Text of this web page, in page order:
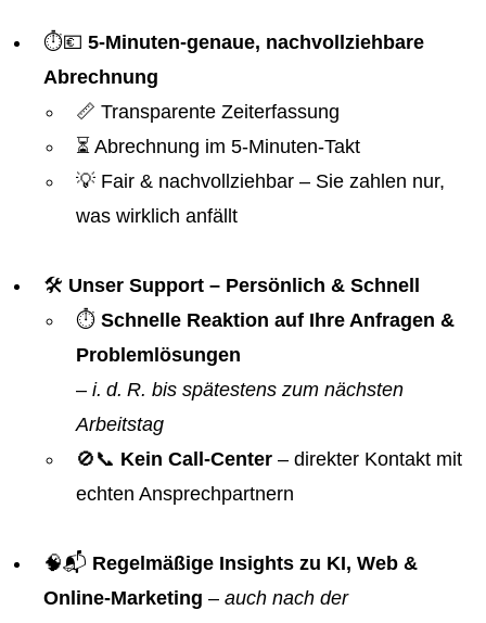
⏱️💶 5-Minuten-genaue, nachvollziehbare
Abrechnung
📏 Transparente Zeiterfassung
⏳ Abrechnung im 5-Minuten-Takt
💡 Fair & nachvollziehbar – Sie zahlen nur,
was wirklich anfällt
🛠️ Unser Support – Persönlich & Schnell
⏱️ Schnelle Reaktion auf Ihre Anfragen &
Problemlösungen
– i. d. R. bis spätestens zum nächsten
Arbeitstag
🚫📞 Kein Call-Center – direkter Kontakt mit
echten Ansprechpartnern
🧠📬 Regelmäßige Insights zu KI, Web &
Online-Marketing – auch nach der